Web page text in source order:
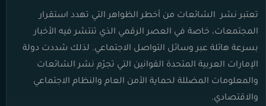
تعتبر نشر الشائعات من أخطر الظواهر التي تهدد استقرار
المجتمعات، خاصة في العصر الرقمي الذي تنتشر فيه الأخبار
بسرعة هائلة عبر وسائل التواصل الاجتماعي. لذلك شددت دولة
الإمارات العربية المتحدة القوانين التي تجرّم نشر الشائعات
والمعلومات المضللة لحماية الأمن العام والنظام الاجتماعي
والاقتصادي.